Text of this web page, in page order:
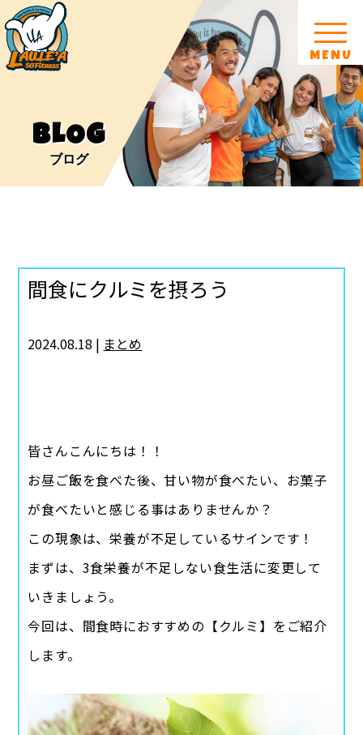
MENU
BLOG
ブログ
間食にクルミを摂ろう
2024.08.18 | まとめ
皆さんこんにちは！！
お昼ご飯を食べた後、甘い物が食べたい、お菓子
が食べたいと感じる事はありませんか？
この現象は、栄養が不足しているサインです！
まずは、3食栄養が不足しない食生活に変更して
いきましょう。
今回は、間食時におすすめの【クルミ】をご紹介
します。